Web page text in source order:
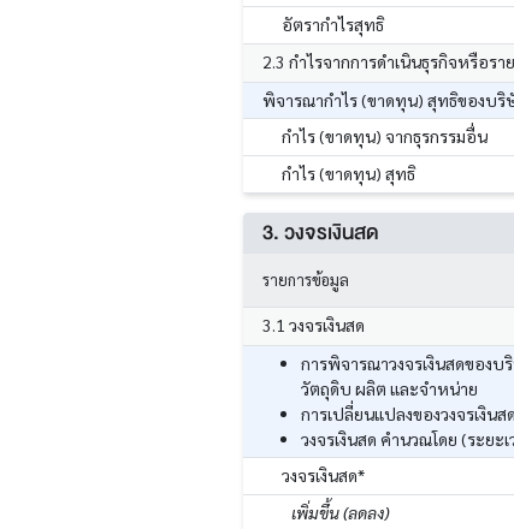
อัตรากำไรสุทธิ
2.3 กำไรจากการดำเนินธุรกิจหรือร
พิจารณากำไร (ขาดทุน) สุทธิของบริ
กำไร (ขาดทุน) จากธุรกรรมอื่น
กำไร (ขาดทุน) สุทธิ
3. วงจรเงินสด
รายการข้อมูล
3.1 วงจรเงินสด
การพิจารณาวงจรเงินสดของ
วัตถุดิบ ผลิต และจำหน่าย
การเปลี่ยนแปลงของวงจรเงิน
วงจรเงินสด คำนวณโดย (ระยะ
วงจรเงินสด*
เพิ่มขึ้น (ลดลง)